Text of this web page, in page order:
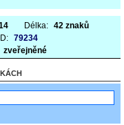
Délka: 42 znaků
ID: 79234
zveřejněné